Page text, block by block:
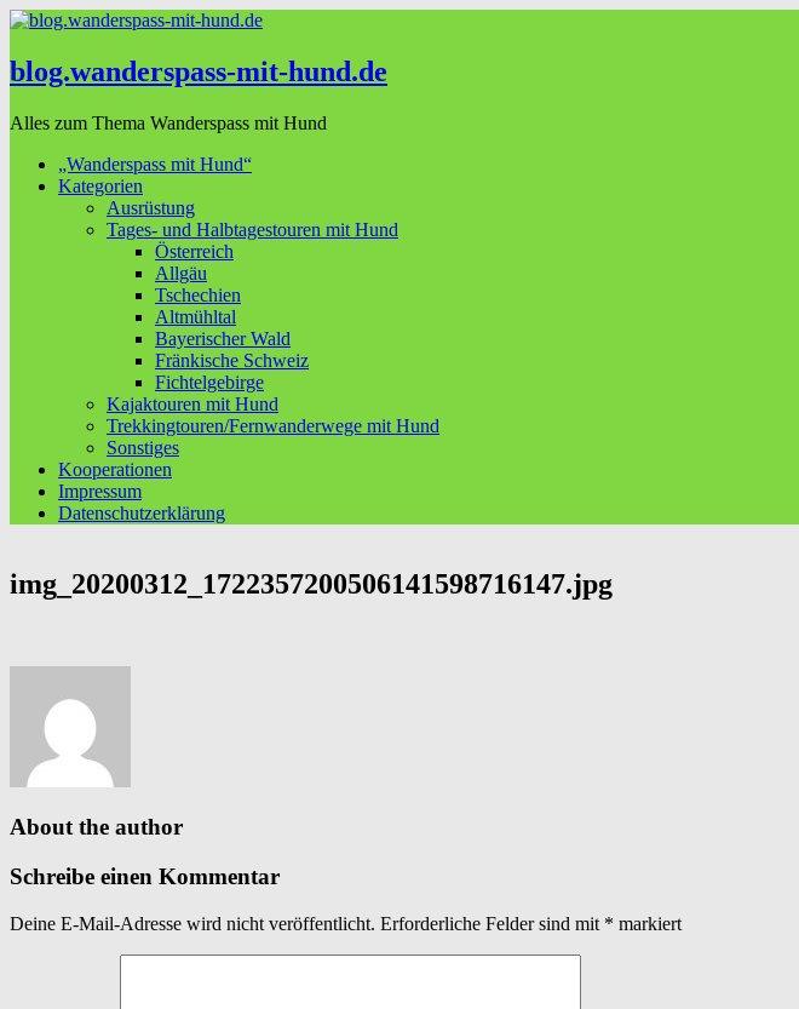
blog.wanderspass-mit-hund.de
Alles zum Thema Wanderspass mit Hund
„Wanderspass mit Hund“
Kategorien
Ausrüstung
Tages- und Halbtagestouren mit Hund
Österreich
Allgäu
Tschechien
Altmühltal
Bayerischer Wald
Fränkische Schweiz
Fichtelgebirge
Kajaktouren mit Hund
Trekkingtouren/Fernwanderwege mit Hund
Sonstiges
Kooperationen
Impressum
Datenschutzerklärung
img_20200312_1722357200506141598716147.jpg
About the author
Schreibe einen Kommentar
Deine E-Mail-Adresse wird nicht veröffentlicht. Erforderliche Felder sind mit * markiert